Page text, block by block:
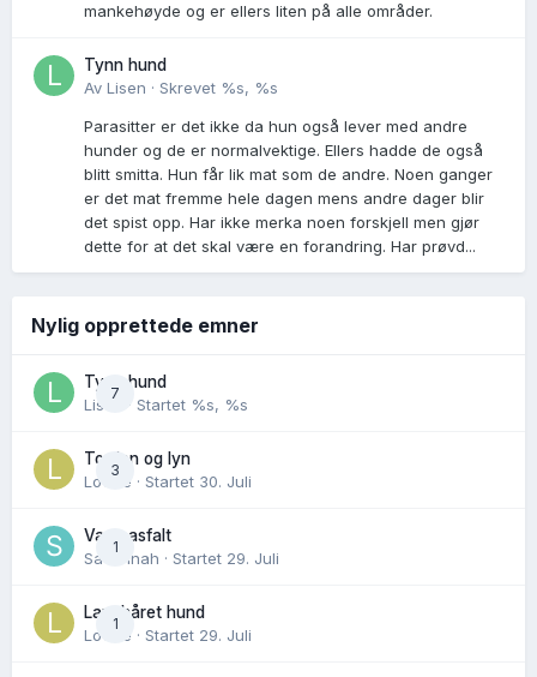
mankehøyde og er ellers liten på alle områder.
Tynn hund
Av Lisen · Skrevet %s, %s
Parasitter er det ikke da hun også lever med andre
hunder og de er normalvektige. Ellers hadde de også
blitt smitta. Hun får lik mat som de andre. Noen ganger
er det mat fremme hele dagen mens andre dager blir
det spist opp. Har ikke merka noen forskjell men gjør
dette for at det skal være en forandring. Har prøvd...
Nylig opprettede emner
7
Tynn hund
Lisen
· Startet %s, %s
3
Torden og lyn
Lovise · Startet 30. Juli
1
Varm asfalt
Savannah · Startet 29. Juli
1
Langhåret hund
Lovise · Startet 29. Juli